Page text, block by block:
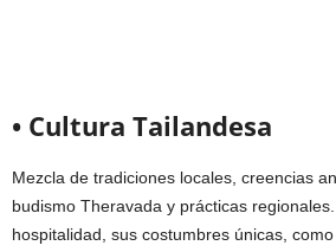
• Cultura Tailandesa
Mezcla de tradiciones locales, creencias
budismo Theravada y prácticas
hospitalidad, sus costumbres únicas,